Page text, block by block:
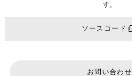
す。
ソースコード
お問い合わせ